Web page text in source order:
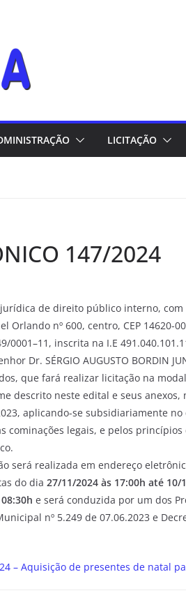
LICITAÇÃO
147/2024
jurídica de direito público interno,
Orlando nº 600, centro, CEP 14620-
0001–11, inscrita na I.E
Dr. SÉRGIO AUGUSTO BORDIN
que fará realizar licitação na
descrito neste edital e seus
aplicando-se subsidiariamente
cominações legais, e pelos
será realizada em endereço
do dia 27/11/2024 às 17:00h até 10/
e será conduzida por um dos
nº 5.249 de 07.06.2023 e
– Aquisição de presentes de natal